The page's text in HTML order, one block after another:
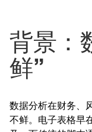
背景：
鲜”
数据分析在财务、
不鲜。电子表格早